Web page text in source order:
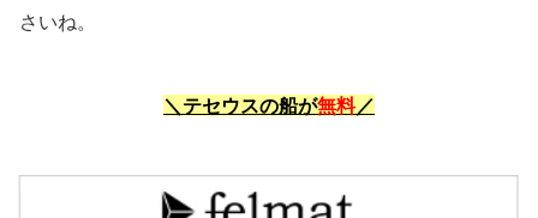
さいね。
＼テセウスの船が無料／